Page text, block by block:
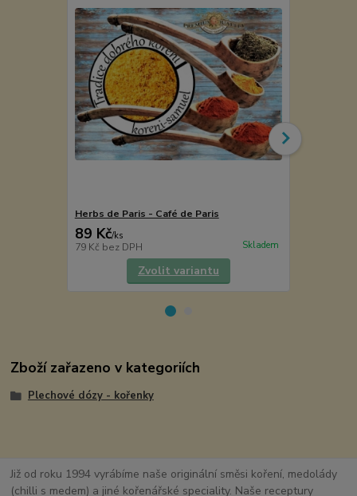
Herbs de Paris - Café de Paris
89 Kč/ks
79 Kč bez DPH Skladem
Zvolit variantu
Zboží zařazeno v kategoriích
Plechové dózy - kořenky
Již od roku 1994 vyrábíme naše originální směsi koření, medolády
(chilli s medem) a jiné kořenářské speciality. Naše receptury